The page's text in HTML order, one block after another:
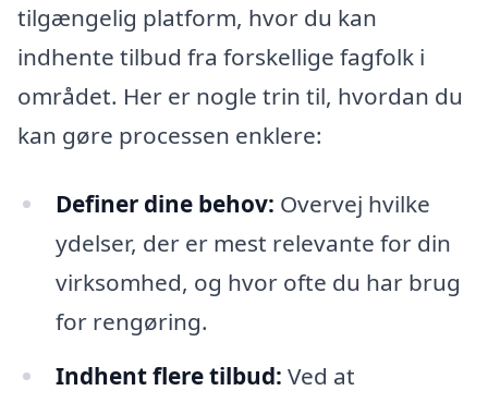
tilgængelig platform, hvor du kan
indhente tilbud fra forskellige fagfolk i
området. Her er nogle trin til, hvordan du
kan gøre processen enklere:
Definer dine behov: Overvej hvilke
ydelser, der er mest relevante for din
virksomhed, og hvor ofte du har brug
for rengøring.
Indhent flere tilbud: Ved at